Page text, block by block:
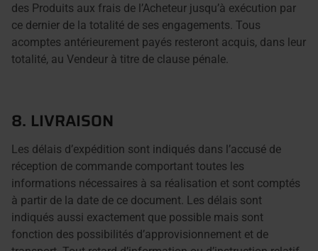
des Produits aux frais de l’Acheteur jusqu’à exécution par
ce dernier de la totalité de ses engagements. Tous
acomptes antérieurement payés resteront acquis, dans leur
totalité, au Vendeur à titre de clause pénale.
8. LIVRAISON
Les délais d’expédition sont indiqués dans l’accusé de
réception de commande comportant toutes les
informations nécessaires à sa réalisation et sont comptés
à partir de la date de ce document. Les délais sont
indiqués aussi exactement que possible mais sont
fonction des possibilités d’approvisionnement et de